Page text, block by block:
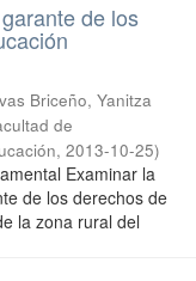
de los
Briceño, Yanitza
de
, 2013-10-25)
Examinar la
de los derechos de
la zona rural del